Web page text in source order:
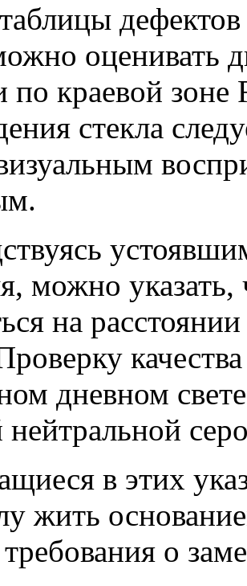
дефектов
оценивать
по краевой
стекла
можно
на
дневном
нейтральной
в этих
жить
о